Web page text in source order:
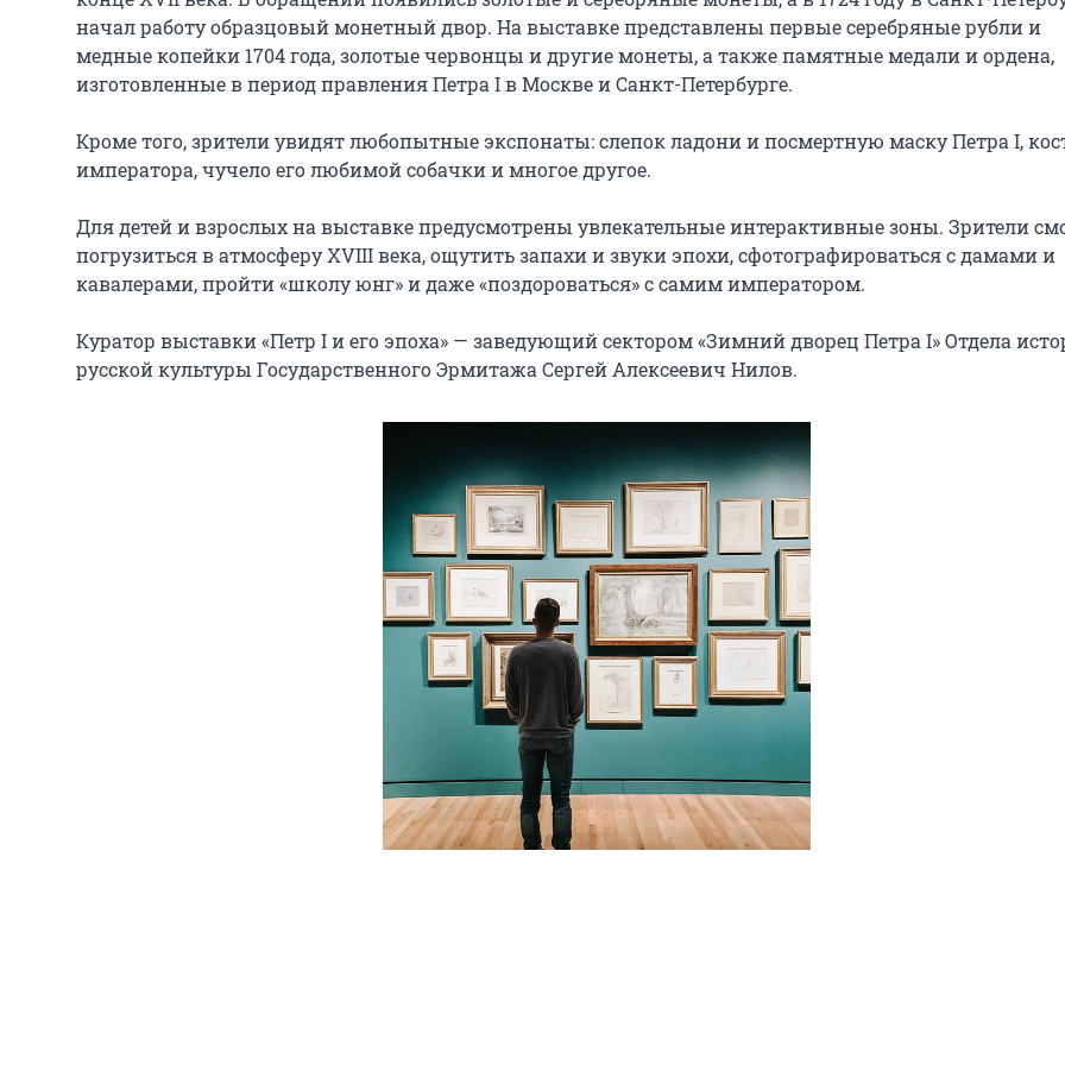
начал работу образцовый монетный двор. На выставке представлены первые серебряные рубли и
медные копейки 1704 года, золотые червонцы и другие монеты, а также памятные медали и ордена,
изготовленные в период правления Петра I в Москве и Санкт-Петербурге.
Кроме того, зрители увидят любопытные экспонаты: слепок ладони и посмертную маску Петра I,
императора, чучело его любимой собачки и многое другое.
Для детей и взрослых на выставке предусмотрены увлекательные интерактивные зоны. Зрители
погрузиться в атмосферу XVIII века, ощутить запахи и звуки эпохи, сфотографироваться с дамами и
кавалерами, пройти «школу юнг» и даже «поздороваться» с самим императором.
Куратор выставки «Петр I и его эпоха» — заведующий сектором «Зимний дворец Петра I» Отдела
русской культуры Государственного Эрмитажа Сергей Алексеевич Нилов.